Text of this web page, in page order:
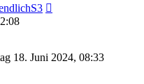
18. Juni 2024, 08:33